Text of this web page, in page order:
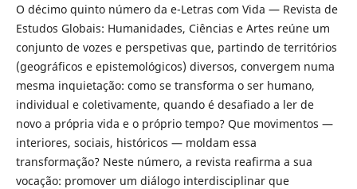
O décimo quinto número da e-Letras com Vida — Revista de
Estudos Globais: Humanidades, Ciências e Artes reúne um
conjunto de vozes e perspetivas que, partindo de territórios
(geográficos e epistemológicos) diversos, convergem numa
mesma inquietação: como se transforma o ser humano,
individual e coletivamente, quando é desafiado a ler de
novo a própria vida e o próprio tempo? Que movimentos —
interiores, sociais, históricos — moldam essa
transformação? Neste número, a revista reafirma a sua
vocação: promover um diálogo interdisciplinar que